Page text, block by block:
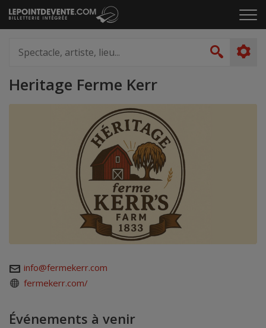
Passer
au
le
artiste,
lieu...
Heritage Ferme Kerr
info@fermekerr.com
fermekerr.com/
Événements à venir